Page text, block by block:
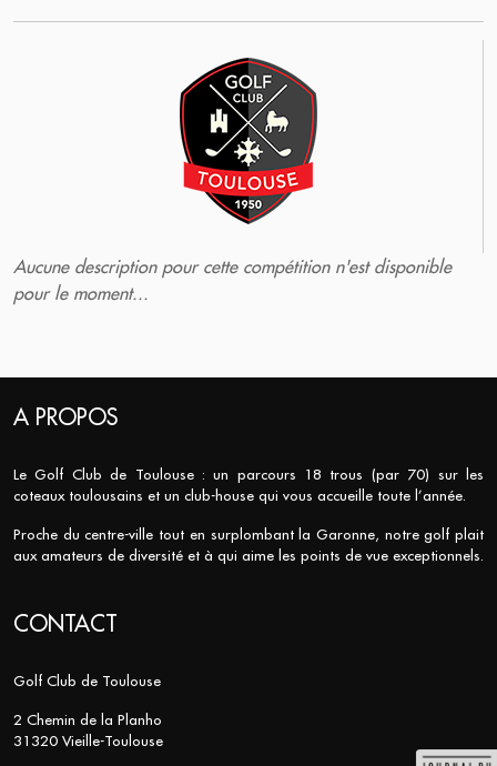
Aucune description pour cette compétition n'est disponible
pour le moment...
A PROPOS
Le Golf Club de Toulouse : un parcours 18 trous (par 70) sur les
coteaux toulousains et un club-house qui vous accueille toute l’année.
Proche du centre-ville tout en surplombant la Garonne, notre golf plait
aux amateurs de diversité et à qui aime les points de vue exceptionnels.
CONTACT
Golf Club de Toulouse
2 Chemin de la Planho
31320 Vieille-Toulouse